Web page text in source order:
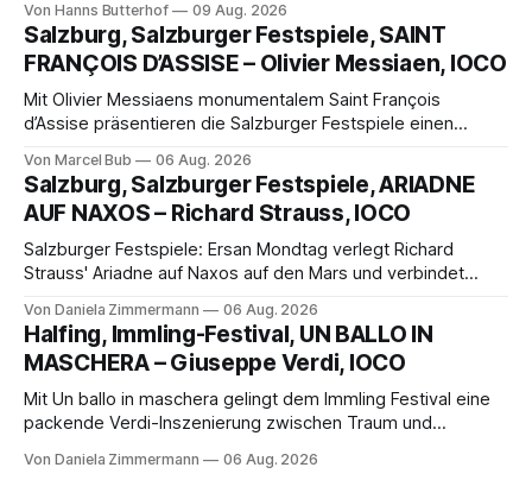
Münster der Vorhang zur neuen Show Circus hebt, erkundet
wohl auch eine junge Frau, wie es ist, wenn der Zirkus ins
Varieté kommt.
Von Hanns Butterhof 09 Aug. 2026
Salzburg, Salzburger Festspiele, SAINT
FRANÇOIS D’ASSISE – Olivier Messiaen, IOCO
Mit Olivier Messiaens monumentalem Saint François
d’Assise präsentieren die Salzburger Festspiele einen
eine bildgewaltige Inszenierung, Maxime Pascal entfaltet
die komplexe Partitur eindrucksvoll, Philippe Sly berührt als
Franziskus.
Von Marcel Bub 06 Aug. 2026
Salzburg, Salzburger Festspiele, ARIADNE
AUF NAXOS – Richard Strauss, IOCO
Salzburger Festspiele: Ersan Mondtag verlegt Richard
Strauss' Ariadne auf Naxos auf den Mars und verbindet
Aufführung mit starken Solisten und den Wiener
Philharmonikern, szenisch bleibt der zweite Akt jedoch
hinter den Erwartungen zurück.
Von Daniela Zimmermann 06 Aug. 2026
Halfing, Immling-Festival, UN BALLO IN
MASCHERA – Giuseppe Verdi, IOCO
Mit Un ballo in maschera gelingt dem Immling Festival eine
packende Verdi-Inszenierung zwischen Traum und
psychologische Tiefe mit starken Bildern, getragen von
Von Daniela Zimmermann 06 Aug. 2026